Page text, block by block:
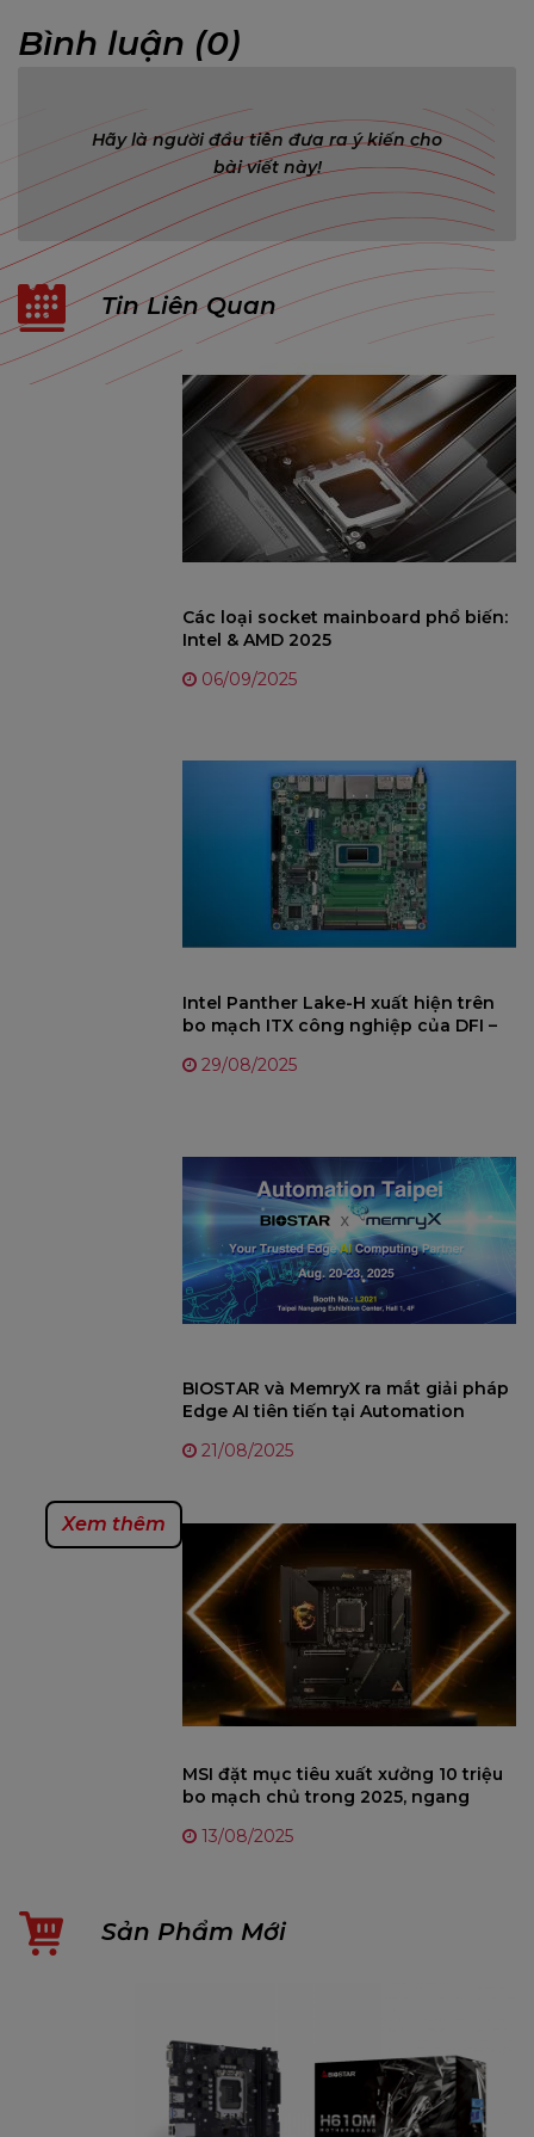
Bình luận (0)
Hãy là người đầu tiên đưa ra ý kiến cho
bài viết này!
Tin Liên Quan
Các loại socket mainboard phổ biến:
Intel & AMD 2025
06/09/2025
Intel Panther Lake-H xuất hiện trên
bo mạch ITX công nghiệp của DFI –
29/08/2025
BIOSTAR và MemryX ra mắt giải pháp
Edge AI tiên tiến tại Automation
21/08/2025
MSI đặt mục tiêu xuất xưởng 10 triệu
bo mạch chủ trong 2025, ngang
trọng
13/08/2025
Xem thêm
Sản Phẩm Mới